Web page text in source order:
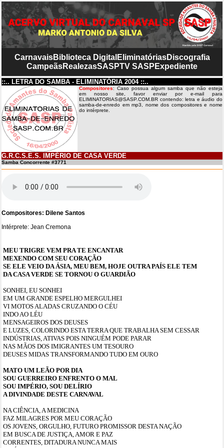
CarnavaisBiblioteca Digital EliminatóriasDiscografia
CampeãsRealezasSASPTV SASP Expediente
::.. LETRA DO SAMBA - ELIMINATÓRIA 2004 ::..
Compositores: Caso possua algum samba que não esteja
em nosso site, favor enviar por e-mail para
ELIMINATORIAS@SASP.COM.BR contendo: letra e áudio do
samba-de-enredo em mp3, nome dos compositores e nome
do intérprete.
G.R.C.S.E.S. IMPÉRIO DE CASA VERDE
Samba Concorrente #3771
Compositores: Dilene Santos
Intérprete: Jean Cremona
MEU TRIGRE VEM PRA TE ENCANTAR
MEXENDO COM SEU CORAÇÃO
SE ELE VEIO DA ÁSIA, MEU BEM, HOJE OUTRA PAÍS ELE TEM
DA CASA VERDE SE TORNOU O GUARDIÃO
SONHEI, EU SONHEI
EM UM GRANDE ESPELHO MERGULHEI
VI MOTOS ALADAS CRUZANDO O CÉU
INDO AO LÉU
MENSAGEIROS DOS DEUSES
E LUZES, COLORINDO ESTA TERRA QUE TRABALHA SEM CESSAR
INDÚSTRIAS, ATIVAS POIS NINGUÉM PODE PARAR
NAS MÃOS DOS IMIGRANTES UM TESOURO
DEUSES MIDAS TRANSFORMANDO TUDO EM OURO
MATO UM LEÃO POR DIA
SOU GUERREIRO ENFRENTO O MAL
SOU IMPÉRIO, SOU DELÍRIO
A DIVINDADE DESTE CARNAVAL
NA CIÊNCIA, A MEDICINA
FAZ MILAGRES POR MEU CORAÇÃO
OS JOVENS, ORGULHO, FUTURO PROMISSOR DESTA NAÇÃO
EM BUSCA DE JUSTIÇA, AMOR E PAZ
CORRENTES, DITADURA NUNCA MAIS